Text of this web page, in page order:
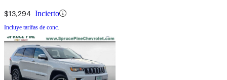
$13,294 Incierto
Incluye tarifas de conc.